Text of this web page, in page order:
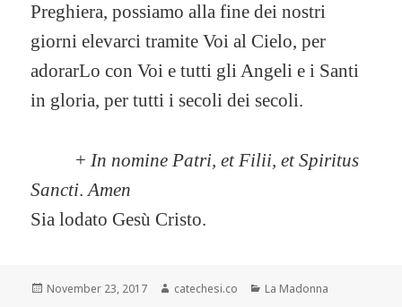
Preghiera, possiamo alla fine dei nostri
giorni elevarci tramite Voi al Cielo, per
adorarLo con Voi e tutti gli Angeli e i Santi
in gloria, per tutti i secoli dei secoli.
+In nomine Patri, et Filii, et Spiritus
Sancti.Amen
Sia lodato Gesù Cristo.
Posted
November 23, 2017 Author
catechesi.co Categories
La Madonna